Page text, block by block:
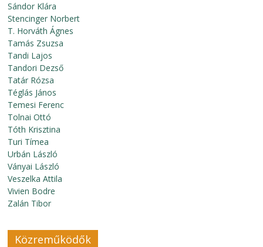
Sándor Klára
Stencinger Norbert
T. Horváth Ágnes
Tamás Zsuzsa
Tandi Lajos
Tandori Dezső
Tatár Rózsa
Téglás János
Temesi Ferenc
Tolnai Ottó
Tóth Krisztina
Turi Tímea
Urbán László
Ványai László
Veszelka Attila
Vivien Bodre
Zalán Tibor
Közreműködők